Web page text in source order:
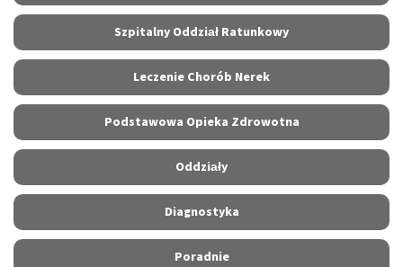
Szpitalny Oddział Ratunkowy
Leczenie Chorób Nerek
Podstawowa Opieka Zdrowotna
Oddziały
Diagnostyka
Poradnie